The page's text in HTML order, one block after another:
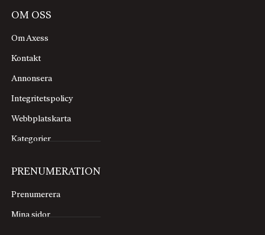
OM OSS
Om Axess
Kontakt
Annonsera
Integritetspolicy
Webbplatskarta
Kategorier
PRENUMERATION
Prenumerera
Mina sidor